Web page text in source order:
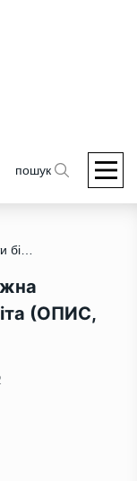
пошук
/ 10 місць біля Рівного, де можна відпочити біля води цього літа (ОПИС, ЦІНИ)
(ОПИС,